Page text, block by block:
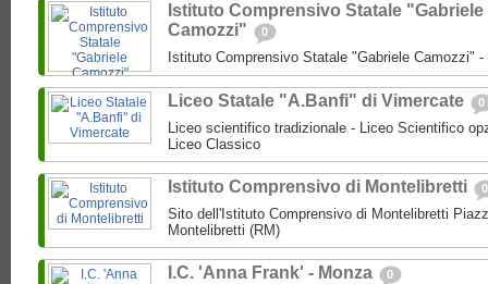
Istituto Comprensivo Statale "Gabriele
Camozzi"
0
Istituto Comprensivo Statale "Gabriele Camozzi"
Liceo Statale "A.Banfi" di Vimercate 0
Liceo scientifico tradizionale - Liceo Scientifico
Liceo Classico
Istituto Comprensivo di Montelibretti 0
Sito dell'Istituto Comprensivo di Montelibretti
Montelibretti (RM)
I.C. 'Anna Frank' - Monza 0